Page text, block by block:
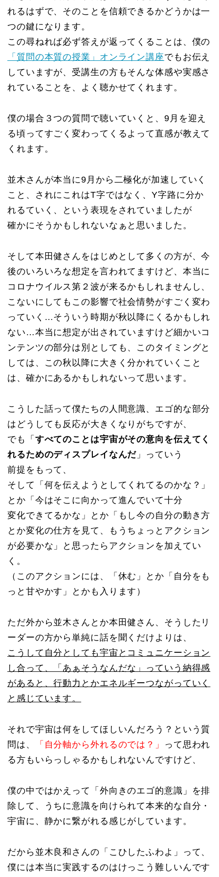
れるはずで、そのことを信頼できるかどうかは一
つの鍵になります。
この尋ねれば必ず答えが返ってくることは、僕の
「質問の本質の授業」オンライン講座でもお伝え
していますが、受講生の方もそんな体感や実感さ
れていることを、よく聴かせてくれます。
僕の場合３つの質問で聴いていくと、9月を迎え
る頃ってすごく変わってくるよって直感が教えて
くれます。
並木さんが本当に9月から二極化が加速していく
こと、されにこれはT字ではなく、Y字路に分か
れるていく、という表現をされていましたが
確かにそうかもしれないなぁと思いました。
そして本田健さんをはじめとして多くの方が、今
後のいろいろな想定を言われてますけど、本当に
コロナウイルス第２波が来るかもしれませんし、
こないにしてもこの影響で社会情勢がすごく変わ
っていく…そういう時期が秋以降にくるかもしれ
ない…本当に想定が出されていますけど細かいコ
ンテンツの部分は別としても、このタイミングと
しては、この秋以降に大きく分かれていくこと
は、確かにあるかもしれないって思います。
こうした話って僕たちの人間意識、エゴ的な部分
はどうしても反応が大きくなりがちですが、
でも「 すべてのことは宇宙がその意向を伝えてく
れるためのディスプレイなんだ 」っていう
前提をもって、
そして「何を伝えようとしてくれてるのかな？」
とか「今はそこに向かって進んでいて十分
変化できてるかな」とか「もし今の自分の動き方
とか変化の仕方を見て、もうちょっとアクション
が必要かな」と思ったらアクションを加えてい
く。
（このアクションには、「休む」とか「自分をも
っと甘やかす」とかも入ります）
ただ外から並木さんとか本田健さん、そうしたリ
ーダーの方から単純に話を聞くだけよりは、
こうして自分としても宇宙とコミュニケーション
し合って、「あぁそうなんだな」っていう納得感
があると、行動力とかエネルギーつながっていく
と感じています。
それで宇宙は何をしてほしいんだろう？という質
問は、
「自分軸から外れるのでは？」
って思われ
る方もいらっしゃるかもしれないんですけど、
僕の中ではかえって「外向きのエゴ的意識」を排
除して、うちに意識を向けられて本来的な自分・
宇宙に、静かに繋がれる感じがしています。
だから並木良和さんの「こひしたふわよ」って、
僕には本当に実践するのはけっこう難しいんです